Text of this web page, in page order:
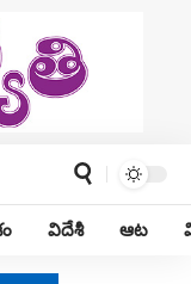
విదేశీ ఆట